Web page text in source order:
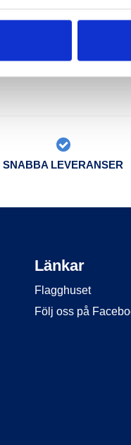
SNABBA LEVERANSER
Länkar
Flagghuset
Följ oss på